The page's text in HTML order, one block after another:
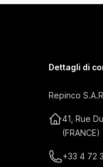
Dettagli di
Repinco
41, Rue
(FRANCE)
+33 4 72